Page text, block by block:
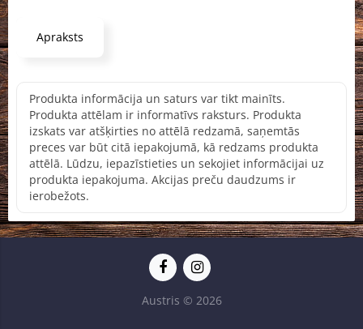
Apraksts
Produkta informācija un saturs var tikt mainīts.
Produkta attēlam ir informatīvs raksturs. Produkta
izskats var atšķirties no attēlā redzamā, saņemtās
preces var būt citā iepakojumā, kā redzams produkta
attēlā. Lūdzu, iepazīstieties un sekojiet informācijai uz
produkta iepakojuma. Akcijas preču daudzums ir
ierobežots.
Austris © 2026